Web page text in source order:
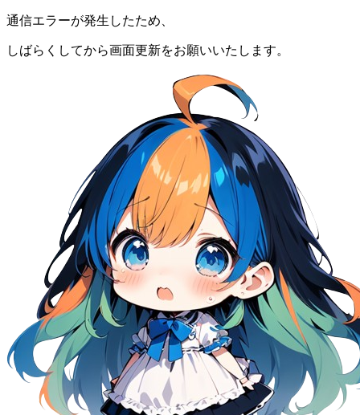
通信エラーが発生したため、
しばらくしてから画面更新をお願いいたします。